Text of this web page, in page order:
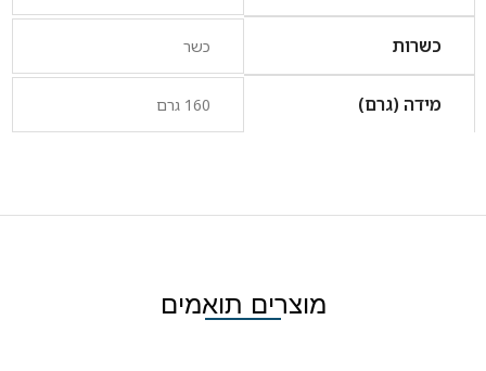
כשרות כשר
מידה (גרם) 160 גרם
מוצרים תואמים